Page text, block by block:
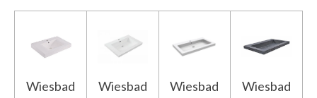
Wiesbad
Wiesbad
Wiesbad
Wiesbad